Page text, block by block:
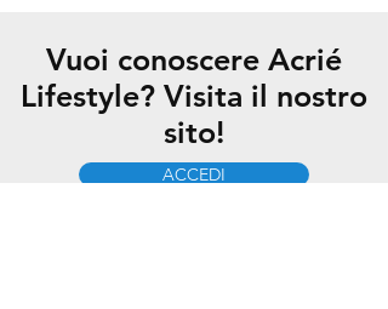
Vuoi conoscere Acrié
Lifestyle? Visita il nostro
sito!
ACCEDI